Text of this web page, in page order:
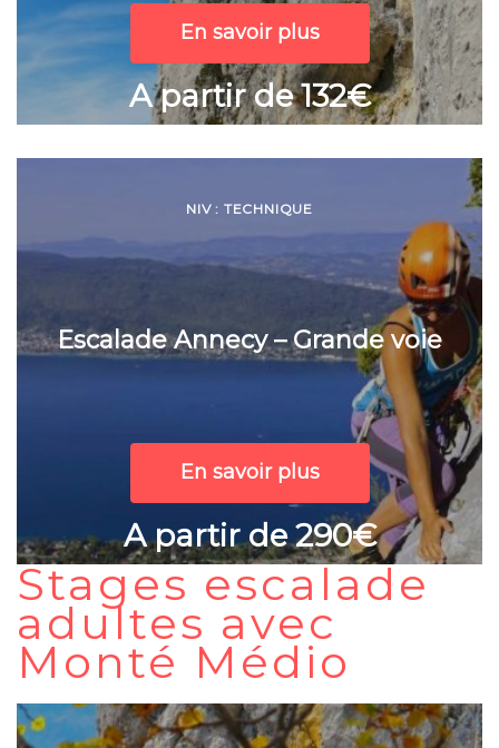
En savoir plus
A partir de 132€
NIV : TECHNIQUE
Escalade Annecy – Grande voie
En savoir plus
A partir de 290€
Stages escalade
adultes avec
Monté Médio